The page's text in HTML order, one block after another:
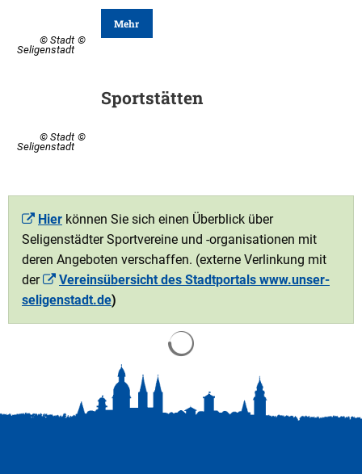
© Stadt
Seligenstadt
Mehr
© Stadt
Seligenstadt
Sportstätten
Hier können Sie sich einen Überblick über
Seligenstädter Sportvereine und -organisationen mit
deren Angeboten verschaffen. (externe Verlinkung mit
der
Vereinsübersicht des Stadtportals www.unser-
seligenstadt.de)